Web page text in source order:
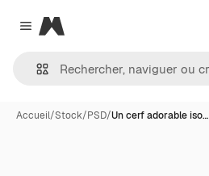
Close menu
Magnific
Accueil/Stock/PSD/Un cerf adorable iso…